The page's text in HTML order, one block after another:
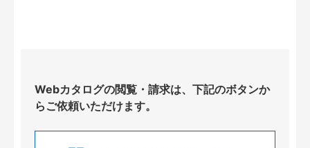
Webカタログの閲覧・請求は、下記のボタンか
らご依頼いただけます。